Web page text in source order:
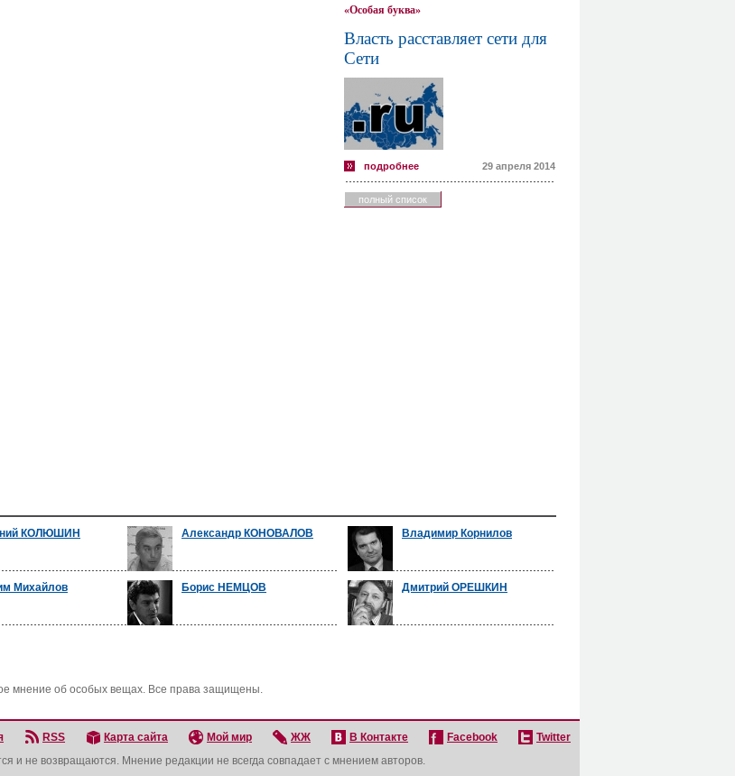
«Особая буква»
Власть расставляет сети для
Сети
подробнее 29 апреля 2014
полный список
КОЛЮШИН Александр КОНОВАЛОВ Владимир Корнилов
Михайлов Борис НЕМЦОВ Дмитрий ОРЕШКИН
мнение об особых вещах. Все права защищены.
RSS Карта сайта Мой мир ЖЖ В Контакте Facebook
Twitter
и не возвращаются. Мнение редакции не всегда совпадает с мнением авторов.